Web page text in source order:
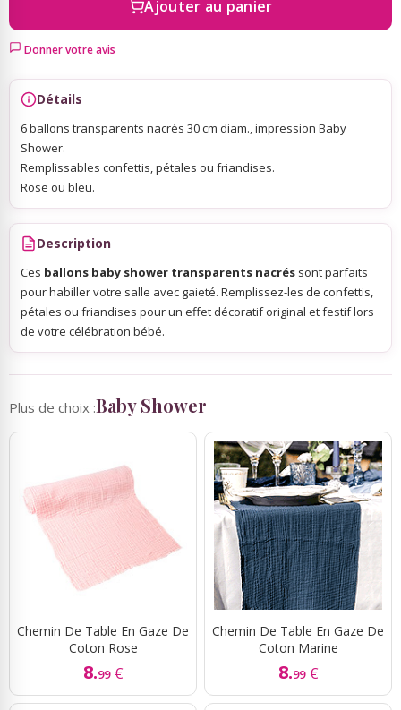
Sky Lanterns
Rubans Tulle Organdi
Scrapbooking, Loisirs Créatifs
Ajouter au panier
Donner votre avis
Détails
6 ballons transparents nacrés 30 cm diam., impression Baby
Shower.
Remplissables confettis, pétales ou friandises.
Rose ou bleu.
Description
Ces ballons baby shower transparents nacrés sont parfaits
pour habiller votre salle avec gaieté. Remplissez-les de confettis,
pétales ou friandises pour un effet décoratif original et festif lors
de votre célébration bébé.
Plus de choix :Baby Shower
Chemin De Table En Gaze De
Coton Rose
8.99 €
Chemin De Table En Gaze De
Coton Marine
8.99 €